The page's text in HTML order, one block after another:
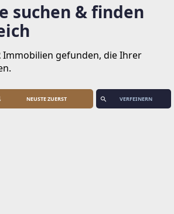
suchen & finden
Immobilien gefunden, die Ihrer
VERFEINERN